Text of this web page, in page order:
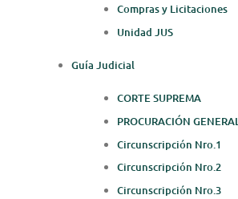
Compras y Licitaciones
Unidad JUS
Guía Judicial
CORTE SUPREMA
PROCURACIÓN GENERAL
Circunscripción Nro.1
Circunscripción Nro.2
Circunscripción Nro.3